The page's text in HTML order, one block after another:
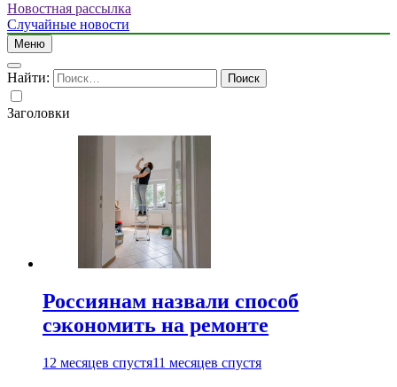
Новостная рассылка
Случайные новости
Меню
Найти:
Заголовки
Россиянам назвали способ
сэкономить на ремонте
12 месяцев спустя11 месяцев спустя